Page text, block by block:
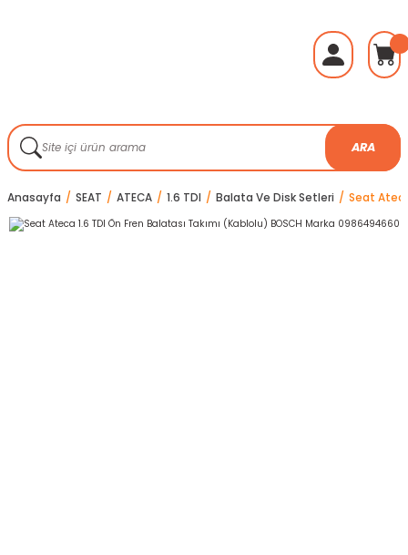
ARA
Anasayfa SEAT ATECA 1.6 TDI Balata Ve Disk Setleri Seat